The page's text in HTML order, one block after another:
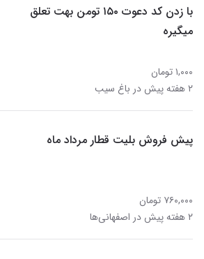
با زدن کد دعوت ۱۵۰ تومن بهت تعلق
میگیره
۱,۰۰۰ تومان
۲ هفته پیش در باغ سیب
پیش فروش بلیت قطار مرداد ماه
۷۶۰,۰۰۰ تومان
۲ هفته پیش در اصفهانی‌ها